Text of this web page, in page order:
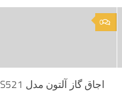
0
اجاق گاز آلتون مدل IS521